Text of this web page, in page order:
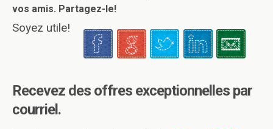
vos amis. Partagez-le!
Soyez utile!
Recevez des offres exceptionnelles par
courriel.